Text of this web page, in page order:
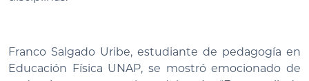
Franco Salgado Uribe, estudiante de pedagogía en
Educación Física UNAP, se mostró emocionado de